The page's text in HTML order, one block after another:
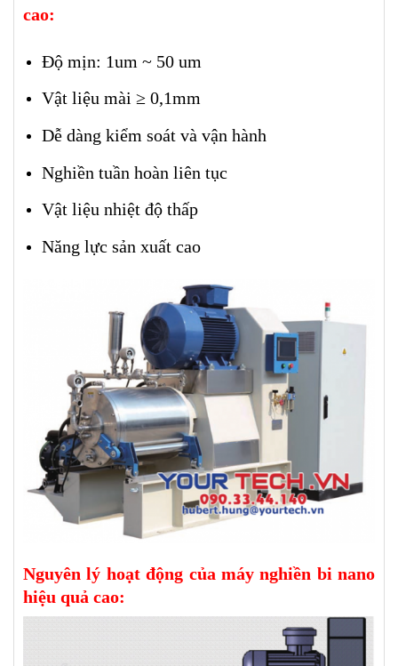
cao:
Độ mịn: 1um ~ 50 um
Vật liệu mài ≥ 0,1mm
Dễ dàng kiểm soát và vận hành
Nghiền tuần hoàn liên tục
Vật liệu nhiệt độ thấp
Năng lực sản xuất cao
Nguyên lý hoạt động của máy nghiền bi nano
hiệu quả cao: